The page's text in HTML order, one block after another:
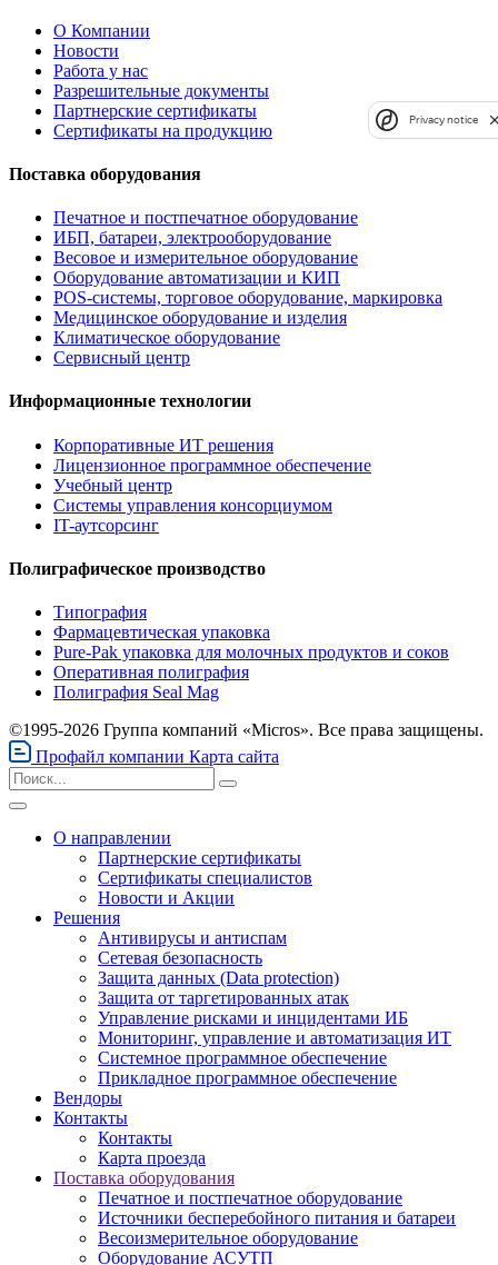
О Компании
Новости
Работа у нас
Разрешительные документы
Партнерские сертификаты
Сертификаты на продукцию
Поставка оборудования
Печатное и постпечатное оборудование
ИБП, батареи, электрооборудование
Весовое и измерительное оборудование
Оборудование автоматизации и КИП
POS-системы, торговое оборудование, маркировка
Медицинское оборудование и изделия
Климатическое оборудование
Сервисный центр
Информационные технологии
Корпоративные ИТ решения
Лицензионное программное обеспечение
Учебный центр
Системы управления консорциумом
IT-аутсорсинг
Полиграфическое производство
Типография
Фармацевтическая упаковка
Pure-Pak упаковка для молочных продуктов и соков
Оперативная полиграфия
Полиграфия Seal Mag
©1995-2026 Группа компаний «Micros». Все права защищены.
Профайл компании Карта сайта
О направлении
Партнерские сертификаты
Сертификаты специалистов
Новости и Акции
Решения
Антивирусы и антиспам
Сетевая безопасность
Защита данных (Data protection)
Защита от таргетированных атак
Управление рисками и инцидентами ИБ
Мониторинг, управление и автоматизация ИТ
Системное программное обеспечение
Прикладное программное обеспечение
Вендоры
Контакты
Контакты
Карта проезда
Поставка оборудования
Печатное и постпечатное оборудование
Источники бесперебойного питания и батареи
Весоизмерительное оборудование
Оборудование АСУТП
Privacy notice